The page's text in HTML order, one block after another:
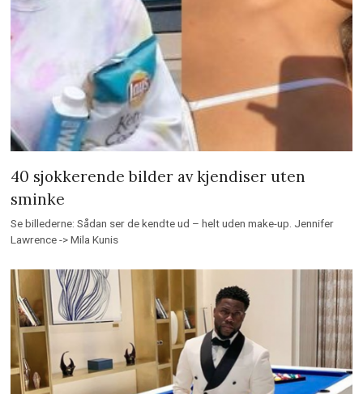
40 sjokkerende bilder av kjendiser uten
sminke
Se billederne: Sådan ser de kendte ud – helt uden make-up. Jennifer
Lawrence -> Mila Kunis